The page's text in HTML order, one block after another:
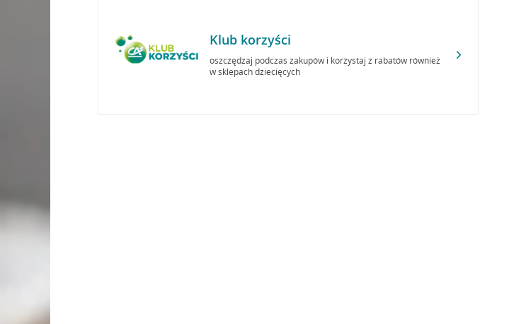
Klub korzyści
oszczędzaj podczas zakupów i korzystaj z rabatów również
w sklepach dziecięcych